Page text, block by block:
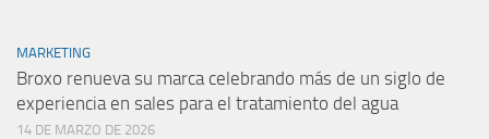
MARKETING
Broxo renueva su marca celebrando más de un siglo de
experiencia en sales para el tratamiento del agua
14 DE MARZO DE 2026